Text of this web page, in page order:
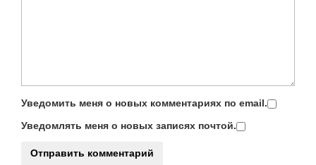
Уведомить меня о новых комментариях по email.
Уведомлять меня о новых записях почтой.